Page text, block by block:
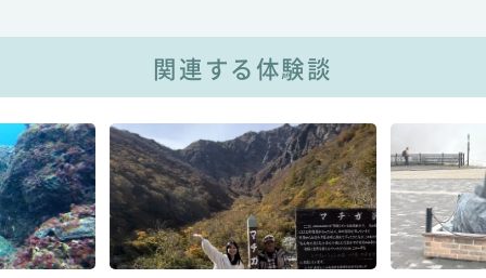
関連する体験談